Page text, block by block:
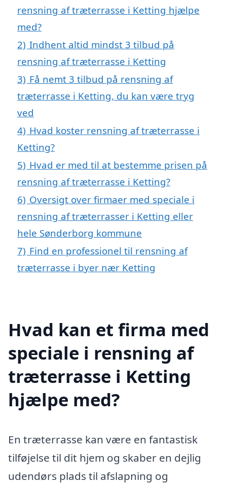
rensning af træterrasse i Ketting hjælpe
med?
2) Indhent altid mindst 3 tilbud på
rensning af træterrasse i Ketting
3) Få nemt 3 tilbud på rensning af
træterrasse i Ketting, du kan være tryg
ved
4) Hvad koster rensning af træterrasse i
Ketting?
5) Hvad er med til at bestemme prisen på
rensning af træterrasse i Ketting?
6) Oversigt over firmaer med speciale i
rensning af træterrasser i Ketting eller
hele Sønderborg kommune
7) Find en professionel til rensning af
træterrasse i byer nær Ketting
Hvad kan et firma med
speciale i rensning af
træterrasse i Ketting
hjælpe med?
En træterrasse kan være en fantastisk
tilføjelse til dit hjem og skaber en dejlig
udendørs plads til afslapning og